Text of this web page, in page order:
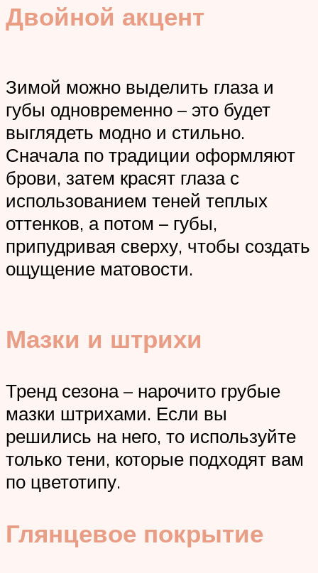
Двойной акцент
Зимой можно выделить глаза и
губы одновременно – это будет
выглядеть модно и стильно.
Сначала по традиции оформляют
брови, затем красят глаза с
использованием теней теплых
оттенков, а потом – губы,
припудривая сверху, чтобы создать
ощущение матовости.
Мазки и штрихи
Тренд сезона – нарочито грубые
мазки штрихами. Если вы
решились на него, то используйте
только тени, которые подходят вам
по цветотипу.
Глянцевое покрытие